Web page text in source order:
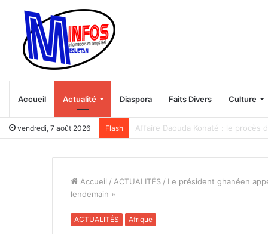
Accueil Actualité Diaspora Faits Divers Culture
vendredi, 7 août 2026 Flash Trump veut bloquer le “tourisme
Accueil / ACTUALITÉS / Le président ghanéen
lendemain »
ACTUALITÉS Afrique